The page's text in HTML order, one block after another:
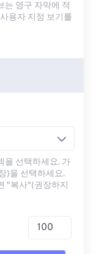
는 영구 자막에 적
용자 지정 보기를
을 선택하세요. 가
)을 선택하세요.
"복사"(권장하지